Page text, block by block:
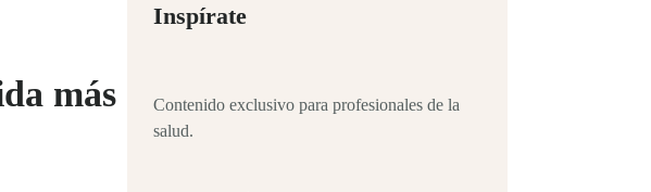
más
Inspírate
Contenido exclusivo para profesionales de la
salud.